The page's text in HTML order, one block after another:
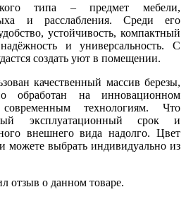
типа – предмет мебели,
и расслабления. Среди его
устойчивость, компактный
и универсальность. С
создать уют в помещении.
качественный массив березы,
обработан на инновационном
технологиям. Что
эксплуатационный срок и
внешнего вида надолго. Цвет
можете выбрать индивидуально из
отзыв о данном товаре.